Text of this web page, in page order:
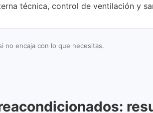
técnica, control de ventilación y
no encaja con lo que necesitas.